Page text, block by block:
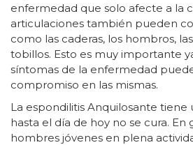
enfermedad que solo afecte a la
articulaciones también pueden
como las caderas, los hombros,
tobillos. Esto es muy importante
síntomas de la enfermedad
compromiso en las mismas.
La espondilitis Anquilosante tiene
hasta el día de hoy no se cura. En
hombres jóvenes en plena